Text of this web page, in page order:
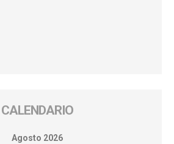
CALENDARIO
Agosto 2026